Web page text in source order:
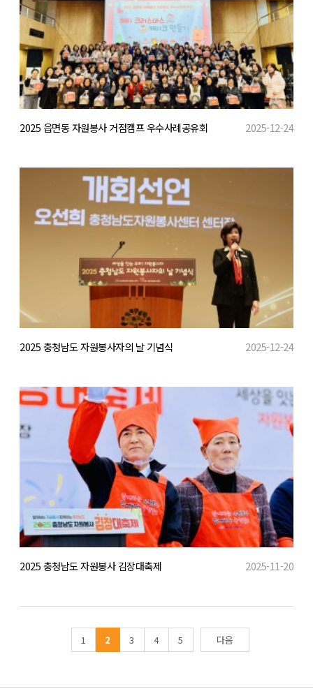
2025 읍면동 자원봉사 거점캠프 우수사례공유회 2025-12-24
2025 충청남도 자원봉사자의 날 기념식 2025-12-24
2025 충청남도 자원봉사 김장대축제 2025-11-20
1 2 3 4 5 다음